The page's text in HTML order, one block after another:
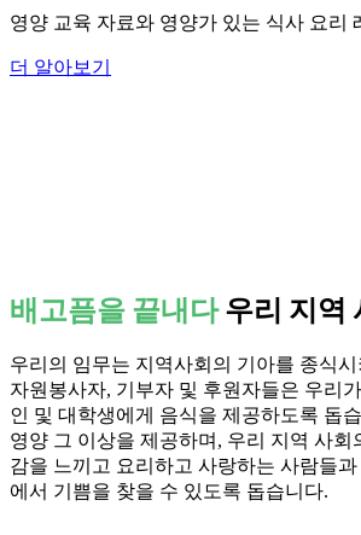
영양 교육 자료와 영양가 있는 식사 요리
더 알아보기
배고픔을 끝내다우리 지역
우리의 임무는 지역사회의 기아를 종식
자원봉사자, 기부자 및 후원자들은 우리
인 및 대학생에게 음식을 제공하도록 돕
영양 그 이상을 제공하며, 우리 지역 사회
감을 느끼고 요리하고 사랑하는 사람들
에서 기쁨을 찾을 수 있도록 돕습니다.